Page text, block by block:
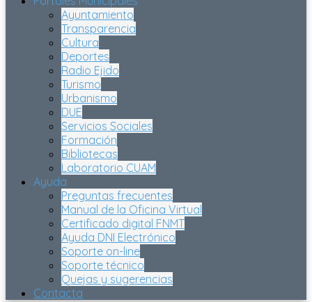
Ayuntamiento
Transparencia
Cultura
Deportes
Radio Ejido
Turismo
Urbanismo
DUE
Servicios Sociales
Formación
Bibliotecas
Laboratorio CUAM
Ayuda
Preguntas frecuentes
Manual de la Oficina Virtual
Certificado digital FNMT
Ayuda DNI Electrónico
Soporte on-line
Soporte técnico
Quejas y sugerencias
Contacta